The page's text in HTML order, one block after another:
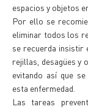
espacios y objetos
Por ello se
eliminar todos los
se recuerda insistir
rejillas, desagües y
evitando así que
esta enfermedad.
Las tareas